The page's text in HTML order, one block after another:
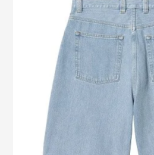
Южно-Сахалинск
Ярославль